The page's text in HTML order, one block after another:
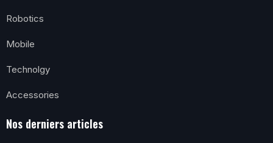
Robotics
Mobile
Technolgy
Accessories
Nos derniers articles